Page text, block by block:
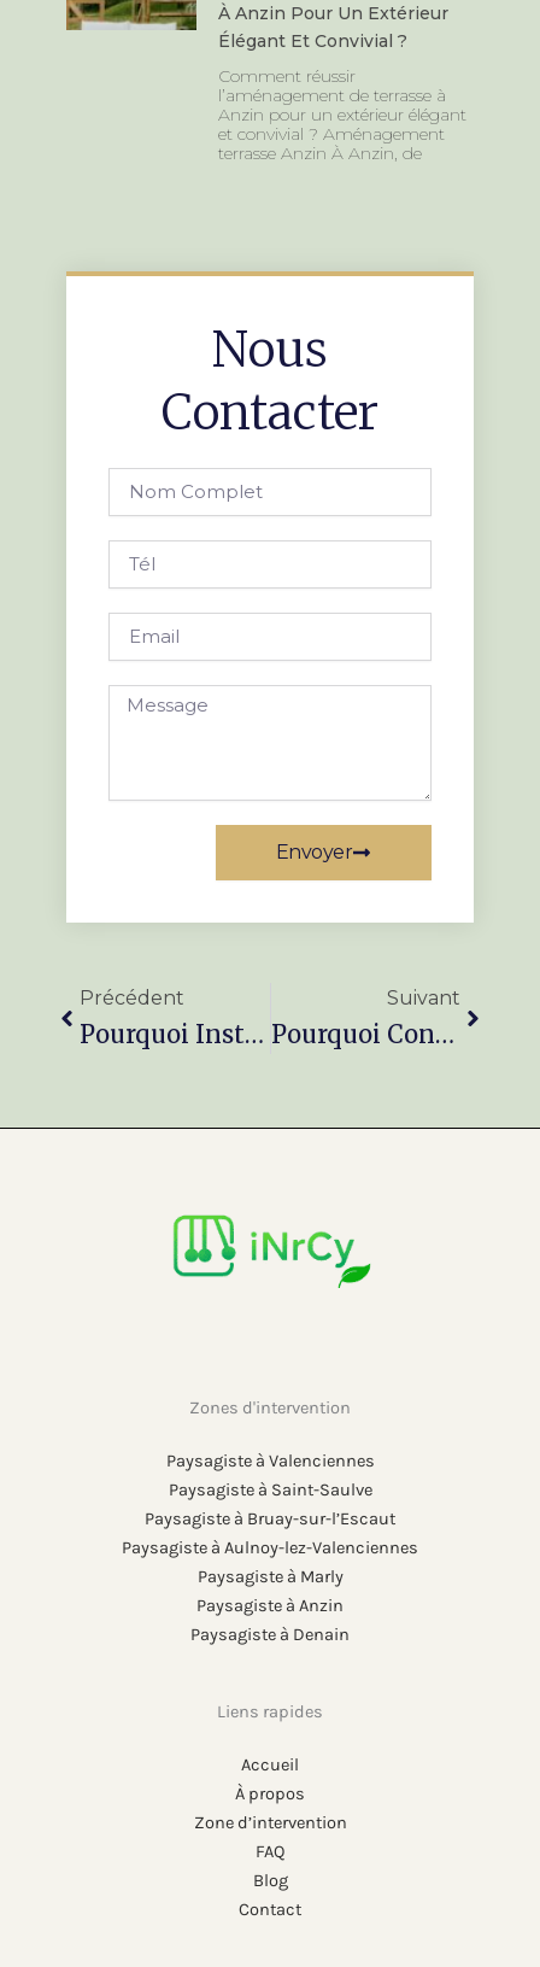
À Anzin Pour Un Extérieur
Élégant Et Convivial ?
Comment réussir
l’aménagement de terrasse à
Anzin pour un extérieur élégant
et convivial ? Aménagement
terrasse Anzin À Anzin, de
Nous
Contacter
complet
Message
Envoyer
Précédent
Pourquoi Installer Une Pose De Clôtures Ou Une Terrasse À Valenciennes Dans Son Jardin ?
Suivant
Pourquoi Confier La Taille & Élagage Et L’abattage De Vos Arbres À Un Jardinier À Valenciennes ?
Zones d'intervention
Paysagiste à Valenciennes
Paysagiste à Saint-Saulve
Paysagiste à Bruay-sur-l’Escaut
Paysagiste à Aulnoy-lez-Valenciennes
Paysagiste à Marly
Paysagiste à Anzin
Paysagiste à Denain
Liens rapides
Accueil
À propos
Zone d’intervention
FAQ
Blog
Contact